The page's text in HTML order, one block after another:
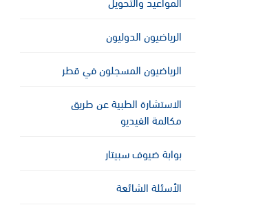
الرياضيون الدوليون
الرياضيون المسجلون في قطر
الاستشارة الطبية عن طريق
مكالمة الفيديو
بوابة ضيوف سبيتار
الأسئلة الشائعة